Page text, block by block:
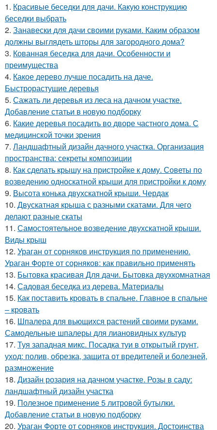
1. Красивые беседки для дачи. Какую конструкцию
беседки выбрать
2. Занавески для дачи своими руками. Каким образом
должны выглядеть шторы для загородного дома?
3. Кованная беседка для дачи. Особенности и
преимущества
4. Какое дерево лучше посадить на даче.
Быстрорастущие деревья
5. Сажать ли деревья из леса на дачном участке.
Добавление статьи в новую подборку
6. Какие деревья посадить во дворе частного дома. С
медицинской точки зрения
7. Ландшафтный дизайн дачного участка. Организация
пространства: секреты композиции
8. Как сделать крышу на пристройке к дому. Советы по
возведению односкатной крыши для пристройки к дому
9. Высота конька двухскатной крыши. Чердак
10. Двускатная крыша с разными скатами. Для чего
делают разные скаты
11. Самостоятельное возведение двухскатной крыши.
Виды крыш
12. Ураган от сорняков инструкция по применению.
Ураган Форте от сорняков: как правильно применять
13. Бытовка красивая Для дачи. Бытовка двухкомнатная
14. Садовая беседка из дерева. Материалы
15. Как поставить кровать в спальне. Главное в спальне
– кровать
16. Шпалера для вьющихся растений своими руками.
Самодельные шпалеры для лиановидных культур
17. Туя западная микс. Посадка туи в открытый грунт,
уход: полив, обрезка, защита от вредителей и болезней,
размножение
18. Дизайн розария на дачном участке. Розы в саду:
ландшафтный дизайн участка
19. Полезное применение 5 литровой бутылки.
Добавление статьи в новую подборку
20. Ураган Форте от сорняков инструкция. Достоинства